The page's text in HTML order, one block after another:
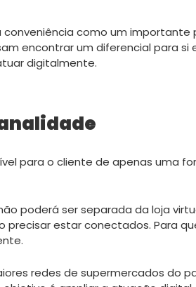
conveniência como um
encontrar um diferencial para si
digitalmente.
para o cliente de apenas uma
poderá ser separada da loja
precisar estar conectados. Para
redes de supermercados do